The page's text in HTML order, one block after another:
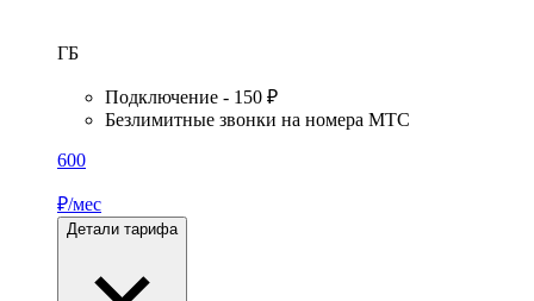
ГБ
Подключение - 150 ₽
Безлимитные звонки на номера МТС
600
₽/мес
Детали тарифа